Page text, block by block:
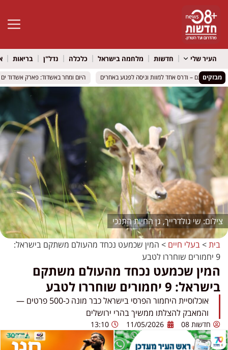
פתח
העיר שלי חדשות מלחמה בישראל כלכלה נדל"ן בריאות
מבזקים היום ומחר באשדוד: פארק אשדוד ים
היום ומחר באשדוד: פארק אשדוד ים
שי גולדרייך, גן החיות התנכי
בית>בעלי חיים > המין שכמעט נכחד מהעולם משתקם בישראל:
9 יחמורים שוחררו לטבע
המין שכמעט נכחד מהעולם משתקם
בישראל: 9 יחמורים שוחררו לטבע
אוכלוסיית היחמור הפרסי בישראל כבר מונה כ-500 פרטים —
והמאבק להצלתו ממשיך בהרי ירושלים
חדשות 08 11/05/2026
13:10